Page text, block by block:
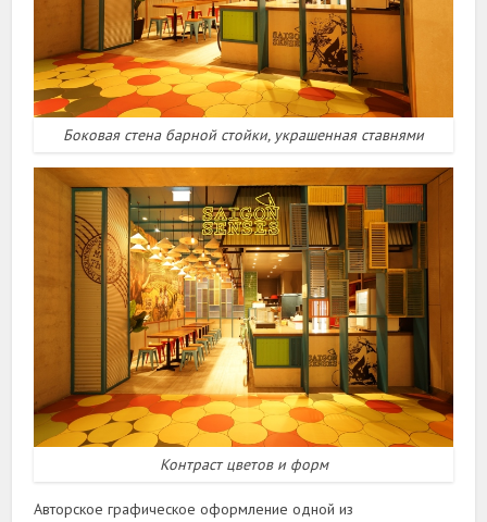
Боковая стена барной стойки, украшенная ставнями
Контраст цветов и форм
Авторское графическое оформление одной из